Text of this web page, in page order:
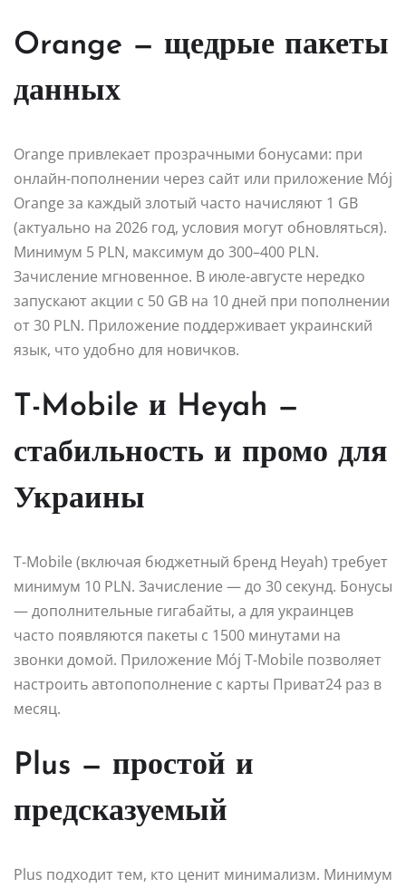
Orange — щедрые пакеты
данных
Orange привлекает прозрачными бонусами: при
онлайн-пополнении через сайт или приложение Mój
Orange за каждый злотый часто начисляют 1 GB
(актуально на 2026 год, условия могут обновляться).
Минимум 5 PLN, максимум до 300–400 PLN.
Зачисление мгновенное. В июле-августе нередко
запускают акции с 50 GB на 10 дней при пополнении
от 30 PLN. Приложение поддерживает украинский
язык, что удобно для новичков.
T-Mobile и Heyah —
стабильность и промо для
Украины
T-Mobile (включая бюджетный бренд Heyah) требует
минимум 10 PLN. Зачисление — до 30 секунд. Бонусы
— дополнительные гигабайты, а для украинцев
часто появляются пакеты с 1500 минутами на
звонки домой. Приложение Mój T-Mobile позволяет
настроить автопополнение с карты Приват24 раз в
месяц.
Plus — простой и
предсказуемый
Plus подходит тем, кто ценит минимализм. Минимум